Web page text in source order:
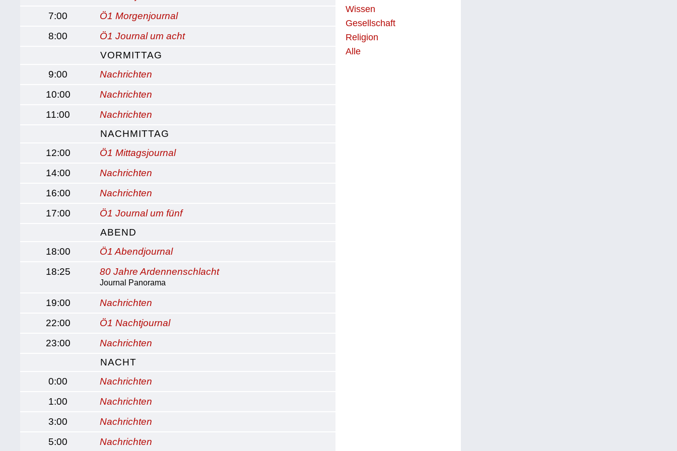
Wissen
Gesellschaft
Religion
Alle
7:00
Ö1 Morgenjournal
8:00
Ö1 Journal um acht
VORMITTAG
9:00
Nachrichten
10:00
Nachrichten
11:00
Nachrichten
NACHMITTAG
12:00
Ö1 Mittagsjournal
14:00
Nachrichten
16:00
Nachrichten
17:00
Ö1 Journal um fünf
ABEND
18:00
Ö1 Abendjournal
18:25
80 Jahre Ardennenschlacht
Journal Panorama
19:00
Nachrichten
22:00
Ö1 Nachtjournal
23:00
Nachrichten
NACHT
0:00
Nachrichten
1:00
Nachrichten
3:00
Nachrichten
5:00
Nachrichten